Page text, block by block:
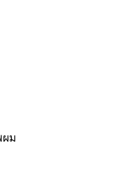
ม